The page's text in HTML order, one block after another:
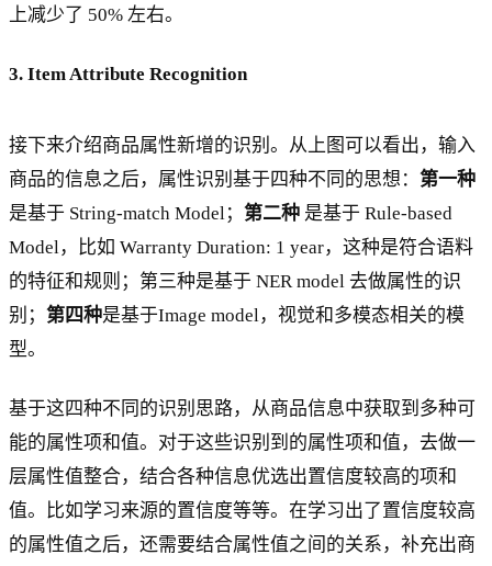
上减少了 50% 左右。
3. Item Attribute Recognition
接下来介绍商品属性新增的识别。从上图可以看出，输入
商品的信息之后，属性识别基于四种不同的思想： 第一种
是基于 String-match Model； 第二种 是基于 Rule-based
Model，比如 Warranty Duration: 1 year，这种是符合语料
的特征和规则；第三种是基于 NER model 去做属性的识
别； 第四种是基于Image model，视觉和多模态相关的模
型。
基于这四种不同的识别思路，从商品信息中获取到多种可
能的属性项和值。对于这些识别到的属性项和值，去做一
层属性值整合，结合各种信息优选出置信度较高的项和
值。比如学习来源的置信度等等。在学习出了置信度较高
的属性值之后，还需要结合属性值之间的关系，补充出商